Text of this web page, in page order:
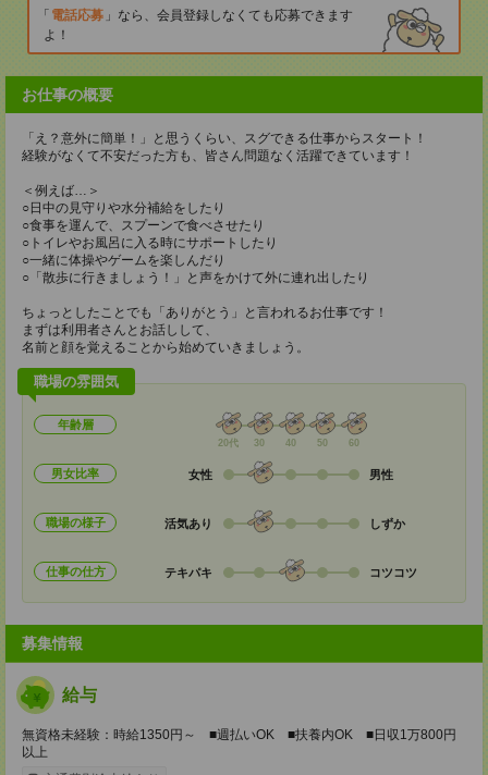
電話応募
なら、会員登録しなくても応募できます
よ！
お仕事の概要
「え？意外に簡単！」と思うくらい、スグできる仕事からスタート！
経験がなくて不安だった方も、皆さん問題なく活躍できています！
＜例えば…＞
○日中の見守りや水分補給をしたり
○食事を運んで、スプーンで食べさせたり
○トイレやお風呂に入る時にサポートしたり
○一緒に体操やゲームを楽しんだり
○「散歩に行きましょう！」と声をかけて外に連れ出したり
ちょっとしたことでも「ありがとう」と言われるお仕事です！
まずは利用者さんとお話しして、
名前と顔を覚えることから始めていきましょう。
職場の雰囲気
年齢層
20代 30 40 50 60
男女比率 女性 男性
職場の様子 活気あり しずか
仕事の仕方 テキパキ コツコツ
募集情報
給与
無資格未経験：時給1350円～ ■週払いOK ■扶養内OK ■日収1万800円
以上